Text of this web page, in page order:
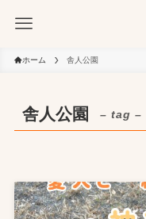
ホーム 舎人公園
舎人公園 – tag –